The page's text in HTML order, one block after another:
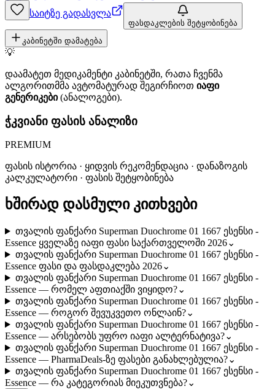
საიტზე გადასვლა
ფასდაკლების შეტყობინება
კაბინეტში დამატება
💡
დაამატეთ მედიკამენტი კაბინეტში, რათა ჩვენმა
ალგორითმმა ავტომატურად შეგირჩიოთ იაფი
გენერიკები(ანალოგები).
ჭკვიანი ფასის ანალიზი
PREMIUM
ფასის ისტორია · ყიდვის რეკომენდაცია · დანაზოგის
კალკულატორი · ფასის შეტყობინება
ხშირად დასმული კითხვები
თვალის ფანქარი Superman Duochrome 01 1667 ესენსი -
Essence ყველაზე იაფი ფასი საქართველოში 2026⌄
თვალის ფანქარი Superman Duochrome 01 1667 ესენსი -
Essence ფასი და ფასდაკლება 2026⌄
თვალის ფანქარი Superman Duochrome 01 1667 ესენსი -
Essence — რომელ აფთიაქში ვიყიდო?⌄
თვალის ფანქარი Superman Duochrome 01 1667 ესენსი -
Essence — როგორ შევუკვეთო ონლაინ?⌄
თვალის ფანქარი Superman Duochrome 01 1667 ესენსი -
Essence — არსებობს უფრო იაფი ალტერნატივა?⌄
თვალის ფანქარი Superman Duochrome 01 1667 ესენსი -
Essence — PharmaDeals-ზე ფასები განახლებულია?⌄
თვალის ფანქარი Superman Duochrome 01 1667 ესენსი -
Essence — რა კატეგორიას მიეკუთვნება?⌄